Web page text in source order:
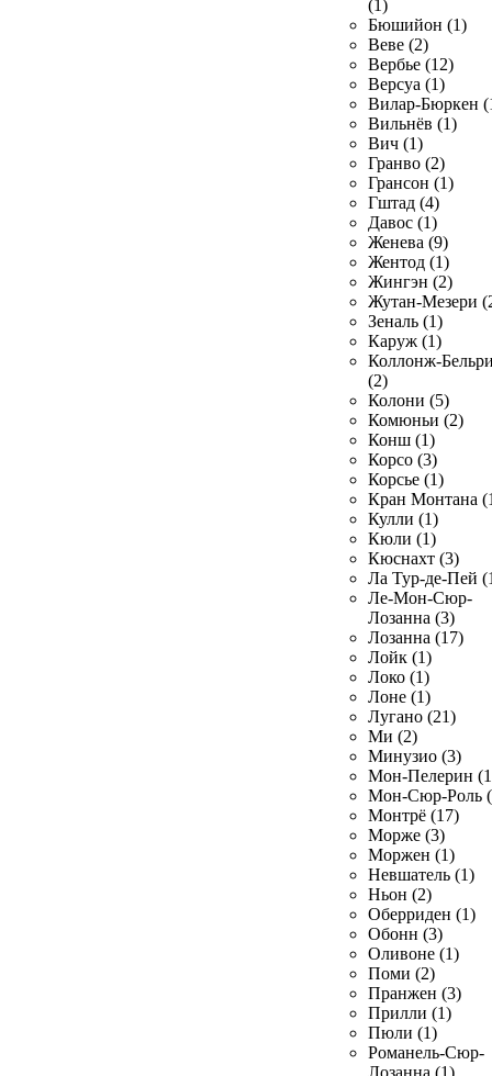
(1)
Бюшийон (1)
Веве (2)
Вербье (12)
Версуа (1)
Вилар-Бюркен
Вильнёв (1)
Вич (1)
Гранво (2)
Грансон (1)
Гштад (4)
Давос (1)
Женева (9)
Жентод (1)
Жингэн (2)
Жутан-Мезери
Зеналь (1)
Каруж (1)
Коллонж-
(2)
Колони (5)
Комюньи (2)
Конш (1)
Корсо (3)
Корсье (1)
Кран Монтана
Кулли (1)
Кюли (1)
Кюснахт (3)
Ла Тур-де-Пей
Ле-Мон-Сюр-
Лозанна (3)
Лозанна (17)
Лойк (1)
Локо (1)
Лоне (1)
Лугано (21)
Ми (2)
Минузио (3)
Мон-Пелерин
Мон-Сюр-Роль
Монтрё (17)
Морже (3)
Моржен (1)
Невшатель (1)
Ньон (2)
Оберриден (1)
Обонн (3)
Оливоне (1)
Поми (2)
Пранжен (3)
Прилли (1)
Пюли (1)
Романель-Сюр-
Лозанна (1)